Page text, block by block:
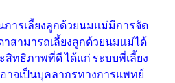
ารเลี้ยงลูกด้วยนมแม่มีการจัด
าสามารถเลี้ยงลูกด้วยนมแม่ได้
สิทธิภาพที่ดี ได้แก่ ระบบพี่เลี้ยง
าจเป็นบุคลากรทางการแพทย์